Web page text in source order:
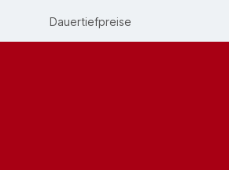
Dauertiefpreise